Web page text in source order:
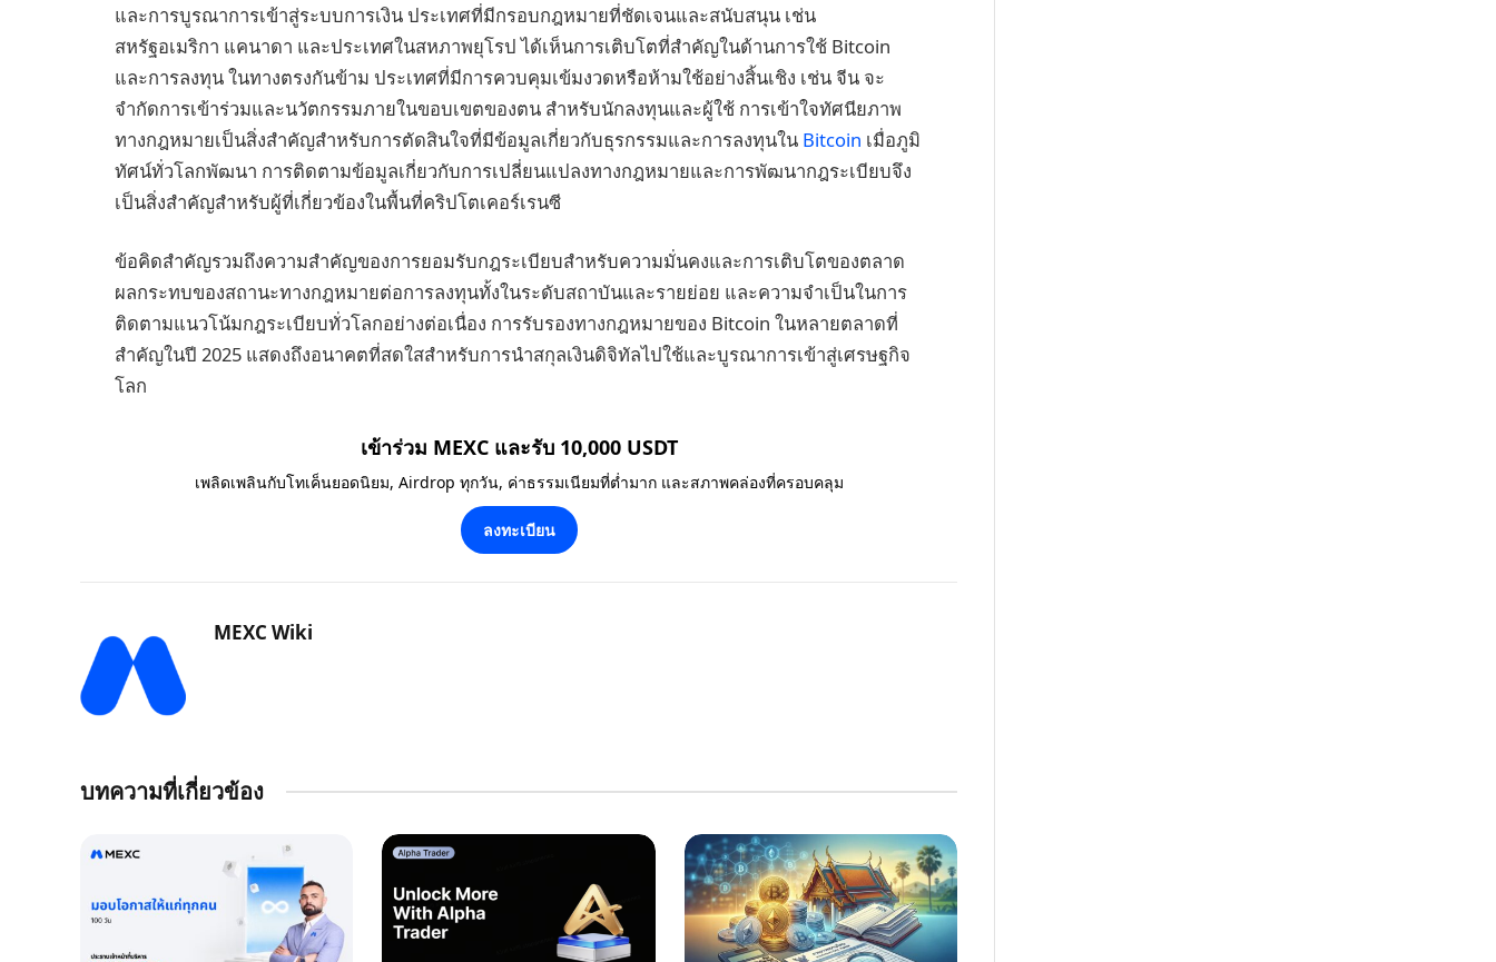
และการบูรณาการเข้าสู่ระบบการเงิน ประเทศที่มีกรอบกฎหมายที่ชัดเจนและสนับสนุน เช่น
สหรัฐอเมริกา แคนาดา และประเทศในสหภาพยุโรป ได้เห็นการเติบโตที่สำคัญในด้านการใช้ Bitcoin
และการลงทุน ในทางตรงกันข้าม ประเทศที่มีการควบคุมเข้มงวดหรือห้ามใช้อย่างสิ้นเชิง เช่น จีน จะ
จำกัดการเข้าร่วมและนวัตกรรมภายในขอบเขตของตน สำหรับนักลงทุนและผู้ใช้ การเข้าใจทัศนียภาพ
ทางกฎหมายเป็นสิ่งสำคัญสำหรับการตัดสินใจที่มีข้อมูลเกี่ยวกับธุรกรรมและการลงทุนใน Bitcoin เมื่อภูมิ
ทัศน์ทั่วโลกพัฒนา การติดตามข้อมูลเกี่ยวกับการเปลี่ยนแปลงทางกฎหมายและการพัฒนากฎระเบียบจึง
เป็นสิ่งสำคัญสำหรับผู้ที่เกี่ยวข้องในพื้นที่คริปโตเคอร์เรนซี
ข้อคิดสำคัญรวมถึงความสำคัญของการยอมรับกฎระเบียบสำหรับความมั่นคงและการเติบโตของตลาด
ผลกระทบของสถานะทางกฎหมายต่อการลงทุนทั้งในระดับสถาบันและรายย่อย และความจำเป็นในการ
ติดตามแนวโน้มกฎระเบียบทั่วโลกอย่างต่อเนื่อง การรับรองทางกฎหมายของ Bitcoin ในหลายตลาดที่
สำคัญในปี 2025 แสดงถึงอนาคตที่สดใสสำหรับการนำสกุลเงินดิจิทัลไปใช้และบูรณาการเข้าสู่เศรษฐกิจ
โลก
เข้าร่วม MEXC และรับ 10,000 USDT
เพลิดเพลินกับโทเค็นยอดนิยม, Airdrop ทุกวัน, ค่าธรรมเนียมที่ต่ำมาก และสภาพคล่องที่ครอบคลุม
ลงทะเบียน
MEXC Wiki
บทความที่เกี่ยวข้อง